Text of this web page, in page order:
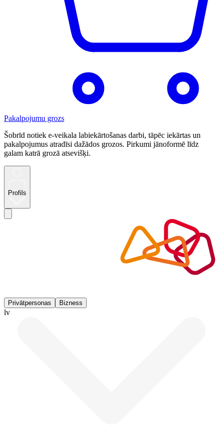
Pakalpojumu grozs
Šobrīd notiek e-veikala labiekārtošanas darbi, tāpēc iekārtas un
pakalpojumus atradīsi dažādos grozos. Pirkumi jānoformē līdz
galam katrā grozā atsevišķi.
Profils
Privātpersonas Bizness
lv